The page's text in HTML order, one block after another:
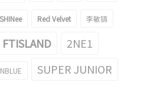
SHINee Red Velvet 李敏镐
FTISLAND
2NE1
SUPER JUNIOR